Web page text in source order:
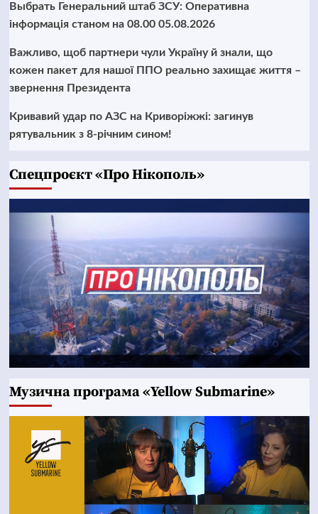
Выбрать Генеральний штаб ЗСУ: Оперативна
інформація станом на 08.00 05.08.2026
Важливо, щоб партнери чули Україну й знали, що
кожен пакет для нашої ППО реально захищає життя –
звернення Президента
Кривавий удар по АЗС на Криворіжжі: загинув
рятувальник з 8-річним сином!
Cпецпроєкт «Про Нікополь»
Музична програма «Yellow Submarine»